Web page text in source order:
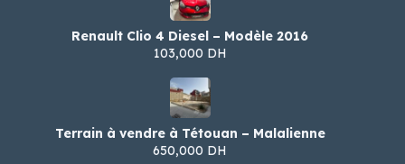
Renault Clio 4 Diesel – Modèle 2016
103,000 DH
Terrain à vendre à Tétouan – Malalienne
650,000 DH